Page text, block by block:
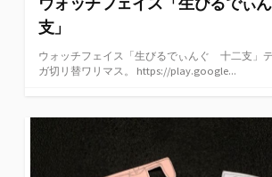
支」
ウォッチフェイス「生びるでぃんぐ 十二支」
ガ切リ替ワリマス。 https://play.google...